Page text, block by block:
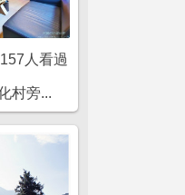
157人看過
村旁...